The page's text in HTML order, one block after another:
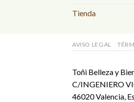
Tienda
AVISO LEGAL
Toñi Belleza y
C/INGENIERO
46020 Valencia,